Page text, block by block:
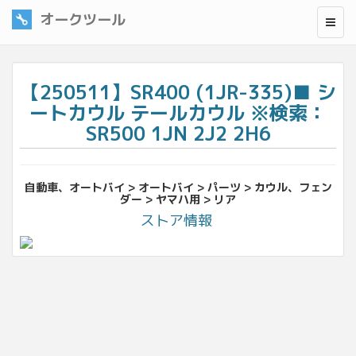
オークツール
【250511】SR400 (1JR-335)■ シ
ートカウル テールカウル ※検索：
SR500 1JN 2J2 2H6
自動車、オートバイ > オートバイ > パーツ > カウル、フェン
ダー > ヤマハ用 > リア
ストア情報